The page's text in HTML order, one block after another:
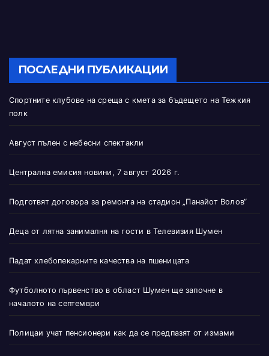
ПОСЛЕДНИ ПУБЛИКАЦИИ
Спортните клубове на среща с кмета за бъдещето на Тежкия
полк
Август пълен с небесни спектакли
Централна емисия новини, 7 август 2026 г.
Подготвят договора за ремонта на стадион „Панайот Волов“
Деца от лятна занималня на гости в Телевизия Шумен
Падат хлебопекарните качества на пшеницата
Футболното първенство в област Шумен ще започне в
началото на септември
Полицаи учат пенсионери как да се предпазят от измами